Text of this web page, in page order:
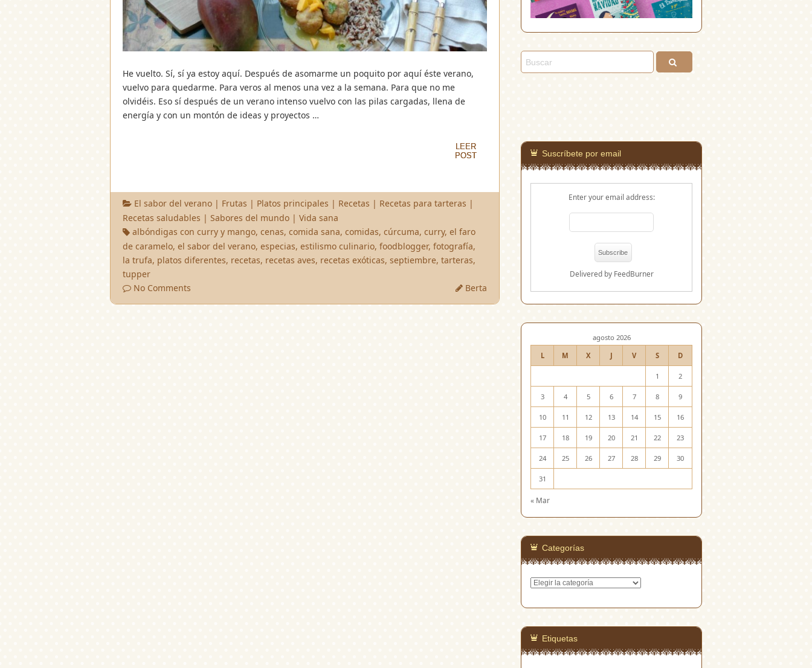
He vuelto. Sí, sí ya estoy aquí. Después de asomarme un poquito por aquí éste verano,
vuelvo para quedarme. Para veros al menos una vez a la semana. Para que no me
olvidéis. Eso sí después de un verano intenso vuelvo con las pilas cargadas, llena de
energía y con un montón de ideas y proyectos …
LEER
POST
LEER
POST
El sabor del verano | Frutas | Platos principales | Recetas | Recetas para tarteras |
Recetas saludables | Sabores del mundo | Vida sana
albóndigas con curry y mango,cenas,comida sana,comidas,cúrcuma,curry,el faro
de caramelo, el sabor del verano, especias, estilismo culinario, foodblogger, fotografía,
la trufa, platos diferentes, recetas, recetas aves, recetas exóticas, septiembre, tarteras,
tupper
No Comments
Berta
Suscríbete por email
Enter your email address:
Delivered by FeedBurner
agosto 2026
L M X J V S D
1 2
3 4 5 6 7 8 9
10 11 12 13 14 15 16
17 18 19 20 21 22 23
24 25 26 27 28 29 30
31
« Mar
Categorías
Categorías
Etiquetas